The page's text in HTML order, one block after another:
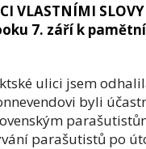
VLASTNÍMI
7. září k
ulici jsem
byli
parašutistů po